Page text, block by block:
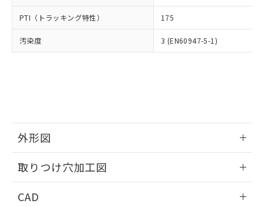
PTI（トラッキング特性） 175
汚染度 3 (EN60947-5-1)
外形図
取りつけ穴加工図
CAD
※当社の共同利用者とは、"個人情報
の「1.共同利
用者の範囲」に記載されている法人を
指します。
EU RoHS指令（10物質）の非含有証明書
51物質の非含有証明書（当社基準）
※本証明書は発行日時点で非含有を証明す
るもので、過去に遡って非含有を証明する
既に当社にて対応品への在庫切替を完了
していることから、特段のことがない限